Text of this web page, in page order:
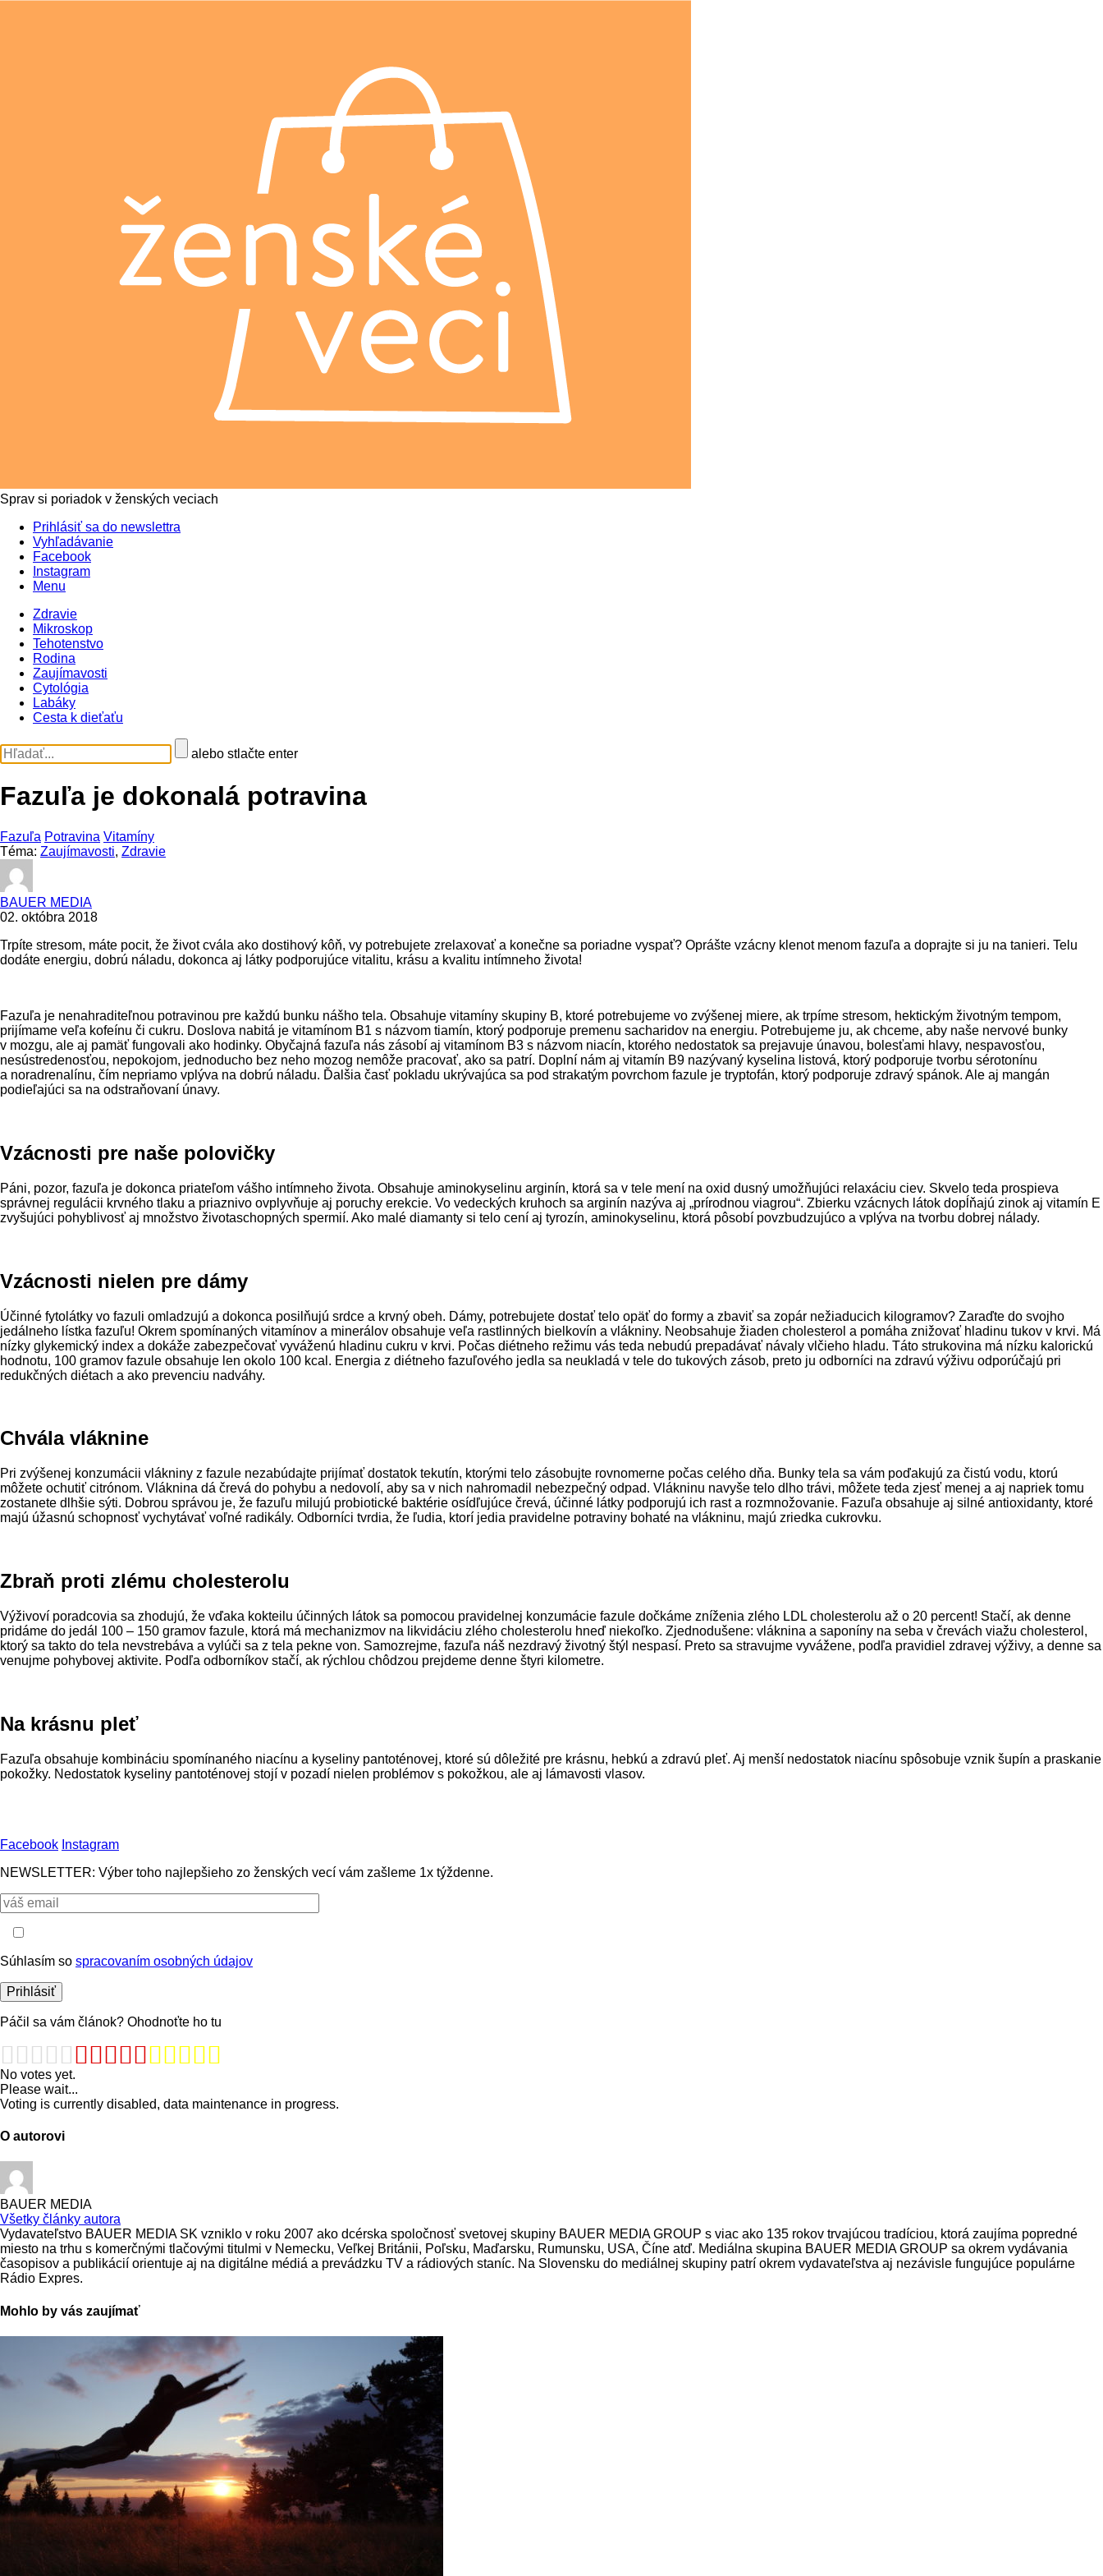
Sprav si poriadok v ženských veciach
Prihlásiť sa do newslettra
Vyhľadávanie
Facebook
Instagram
Menu
Zdravie
Mikroskop
Tehotenstvo
Rodina
Zaujímavosti
Cytológia
Labáky
Cesta k dieťaťu
alebo stlačte enter
Fazuľa je dokonalá potravina
Fazuľa Potravina Vitamíny
Téma: Zaujímavosti, Zdravie
BAUER MEDIA
02. októbra 2018
Trpíte stresom, máte pocit, že život cvála ako dostihový kôň, vy potrebujete zrelaxovať a konečne sa poriadne vyspať? Oprášte vzácny klenot menom fazuľa a doprajte si ju na tanieri. Telu
dodáte energiu, dobrú náladu, dokonca aj látky podporujúce vitalitu, krásu a kvalitu intímneho života!
Fazuľa je nenahraditeľnou potravinou pre každú bunku nášho tela. Obsahuje vitamíny skupiny B, ktoré potrebujeme vo zvýšenej miere, ak trpíme stresom, hektickým životným tempom,
prijímame veľa kofeínu či cukru. Doslova nabitá je vitamínom B1 s názvom tiamín, ktorý podporuje premenu sacharidov na energiu. Potrebujeme ju, ak chceme, aby naše nervové bunky
v mozgu, ale aj pamäť fungovali ako hodinky. Obyčajná fazuľa nás zásobí aj vitamínom B3 s názvom niacín, ktorého nedostatok sa prejavuje únavou, bolesťami hlavy, nespavosťou,
nesústredenosťou, nepokojom, jednoducho bez neho mozog nemôže pracovať, ako sa patrí. Doplní nám aj vitamín B9 nazývaný kyselina listová, ktorý podporuje tvorbu sérotonínu
a noradrenalínu, čím nepriamo vplýva na dobrú náladu. Ďalšia časť pokladu ukrývajúca sa pod strakatým povrchom fazule je tryptofán, ktorý podporuje zdravý spánok. Ale aj mangán
podieľajúci sa na odstraňovaní únavy.
Vzácnosti pre naše polovičky
Páni, pozor, fazuľa je dokonca priateľom vášho intímneho života. Obsahuje aminokyselinu arginín, ktorá sa v tele mení na oxid dusný umožňujúci relaxáciu ciev. Skvelo teda prospieva
správnej regulácii krvného tlaku a priaznivo ovplyvňuje aj poruchy erekcie. Vo vedeckých kruhoch sa arginín nazýva aj „prírodnou viagrou“. Zbierku vzácnych látok dopĺňajú zinok aj vitamín E
zvyšujúci pohyblivosť aj množstvo životaschopných spermií. Ako malé diamanty si telo cení aj tyrozín, aminokyselinu, ktorá pôsobí povzbudzujúco a vplýva na tvorbu dobrej nálady.
Vzácnosti nielen pre dámy
Účinné fytolátky vo fazuli omladzujú a dokonca posilňujú srdce a krvný obeh. Dámy, potrebujete dostať telo opäť do formy a zbaviť sa zopár nežiaducich kilogramov? Zaraďte do svojho
jedálneho lístka fazuľu! Okrem spomínaných vitamínov a minerálov obsahuje veľa rastlinných bielkovín a vlákniny. Neobsahuje žiaden cholesterol a pomáha znižovať hladinu tukov v krvi. Má
nízky glykemický index a dokáže zabezpečovať vyváženú hladinu cukru v krvi. Počas diétneho režimu vás teda nebudú prepadávať návaly vlčieho hladu. Táto strukovina má nízku kalorickú
hodnotu, 100 gramov fazule obsahuje len okolo 100 kcal. Energia z diétneho fazuľového jedla sa neukladá v tele do tukových zásob, preto ju odborníci na zdravú výživu odporúčajú pri
redukčných diétach a ako prevenciu nadváhy.
Chvála vláknine
Pri zvýšenej konzumácii vlákniny z fazule nezabúdajte prijímať dostatok tekutín, ktorými telo zásobujte rovnomerne počas celého dňa. Bunky tela sa vám poďakujú za čistú vodu, ktorú
môžete ochutiť citrónom. Vláknina dá črevá do pohybu a nedovolí, aby sa v nich nahromadil nebezpečný odpad. Vlákninu navyše telo dlho trávi, môžete teda zjesť menej a aj napriek tomu
zostanete dlhšie sýti. Dobrou správou je, že fazuľu milujú probiotické baktérie osídľujúce črevá, účinné látky podporujú ich rast a rozmnožovanie. Fazuľa obsahuje aj silné antioxidanty, ktoré
majú úžasnú schopnosť vychytávať voľné radikály. Odborníci tvrdia, že ľudia, ktorí jedia pravidelne potraviny bohaté na vlákninu, majú zriedka cukrovku.
Zbraň proti zlému cholesterolu
Výživoví poradcovia sa zhodujú, že vďaka kokteilu účinných látok sa pomocou pravidelnej konzumácie fazule dočkáme zníženia zlého LDL cholesterolu až o 20 percent! Stačí, ak denne
pridáme do jedál 100 – 150 gramov fazule, ktorá má mechanizmov na likvidáciu zlého cholesterolu hneď niekoľko. Zjednodušene: vláknina a saponíny na seba v črevách viažu cholesterol,
ktorý sa takto do tela nevstrebáva a vylúči sa z tela pekne von. Samozrejme, fazuľa náš nezdravý životný štýl nespasí. Preto sa stravujme vyvážene, podľa pravidiel zdravej výživy, a denne sa
venujme pohybovej aktivite. Podľa odborníkov stačí, ak rýchlou chôdzou prejdeme denne štyri kilometre.
Na krásnu pleť
Fazuľa obsahuje kombináciu spomínaného niacínu a kyseliny pantoténovej, ktoré sú dôležité pre krásnu, hebkú a zdravú pleť. Aj menší nedostatok niacínu spôsobuje vznik šupín a praskanie
pokožky. Nedostatok kyseliny pantoténovej stojí v pozadí nielen problémov s pokožkou, ale aj lámavosti vlasov.
Facebook Instagram
NEWSLETTER: Výber toho najlepšieho zo ženských vecí vám zašleme 1x týždenne.
Súhlasím so spracovaním osobných údajov
Páčil sa vám článok? Ohodnoťte ho tu
No votes yet.
Please wait...
Voting is currently disabled, data maintenance in progress.
O autorovi
BAUER MEDIA
Všetky články autora
Vydavateľstvo BAUER MEDIA SK vzniklo v roku 2007 ako dcérska spoločnosť svetovej skupiny BAUER MEDIA GROUP s viac ako 135 rokov trvajúcou tradíciou, ktorá zaujíma popredné
miesto na trhu s komerčnými tlačovými titulmi v Nemecku, Veľkej Británii, Poľsku, Maďarsku, Rumunsku, USA, Číne atď. Mediálna skupina BAUER MEDIA GROUP sa okrem vydávania
časopisov a publikácií orientuje aj na digitálne médiá a prevádzku TV a rádiových staníc. Na Slovensku do mediálnej skupiny patrí okrem vydavateľstva aj nezávisle fungujúce populárne
Rádio Expres.
Mohlo by vás zaujímať